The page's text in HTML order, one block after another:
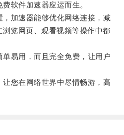
软件加速器应运而生。
加速器能够优化网络连接，减
览网页、观看视频等操作中都
易用，而且完全免费，让用户
您在网络世界中尽情畅游，高